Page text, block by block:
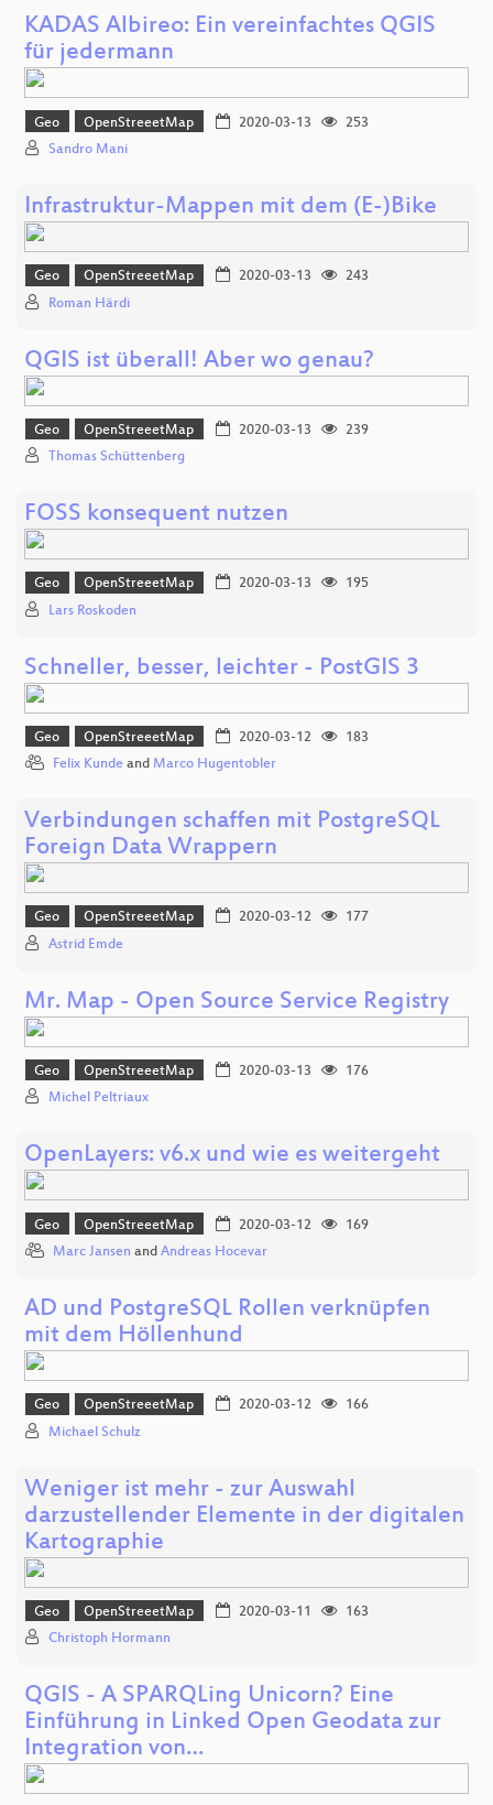
KADAS Albireo: Ein vereinfachtes QGIS
für jedermann
Geo OpenStreeetMap 2020-03-13
253
Sandro Mani
Infrastruktur-Mappen mit dem (E-)Bike
Geo OpenStreeetMap 2020-03-13
243
Roman Härdi
QGIS ist überall! Aber wo genau?
Geo OpenStreeetMap 2020-03-13
239
Thomas Schüttenberg
FOSS konsequent nutzen
Geo OpenStreeetMap 2020-03-13
195
Lars Roskoden
Schneller, besser, leichter - PostGIS 3
Geo OpenStreeetMap 2020-03-12
183
Felix Kunde and Marco Hugentobler
Verbindungen schaffen mit PostgreSQL
Foreign Data Wrappern
Geo OpenStreeetMap 2020-03-12
177
Astrid Emde
Mr. Map - Open Source Service Registry
Geo OpenStreeetMap 2020-03-13
176
Michel Peltriaux
OpenLayers: v6.x und wie es weitergeht
Geo OpenStreeetMap 2020-03-12
169
Marc Jansen and Andreas Hocevar
AD und PostgreSQL Rollen verknüpfen
mit dem Höllenhund
Geo OpenStreeetMap 2020-03-12
166
Michael Schulz
Weniger ist mehr - zur Auswahl
darzustellender Elemente in der digitalen
Kartographie
Geo OpenStreeetMap 2020-03-11
163
Christoph Hormann
QGIS - A SPARQLing Unicorn? Eine
Einführung in Linked Open Geodata zur
Integration von…